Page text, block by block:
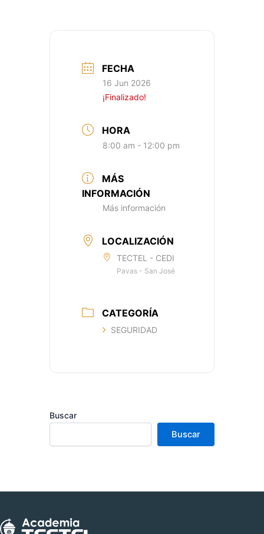
FECHA
16 Jun 2026
¡Finalizado!
HORA
8:00 am - 12:00 pm
MÁS
INFORMACIÓN
Más información
LOCALIZACIÓN
TECTEL - CEDI
Pavas - San José
CATEGORÍA
SEGURIDAD
Buscar
Buscar